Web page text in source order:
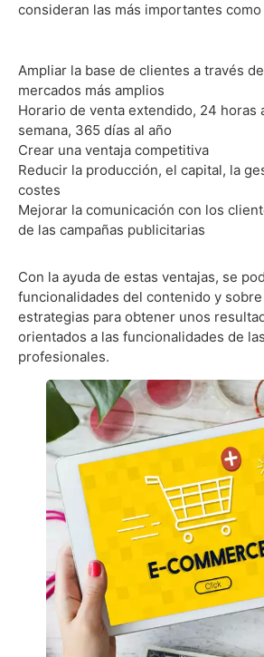
consideran las más importantes como
Ampliar la base de clientes a través
mercados más amplios
Horario de venta extendido, 24 horas
semana, 365 días al año
Crear una ventaja competitiva
Reducir la producción, el capital, la
costes
Mejorar la comunicación con los
de las campañas publicitarias
Con la ayuda de estas ventajas, se
funcionalidades del contenido y
estrategias para obtener unos
orientados a las funcionalidades de
profesionales.